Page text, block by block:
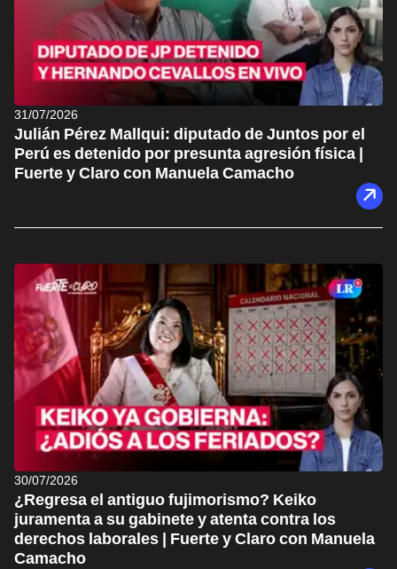
31/07/2026
Julián Pérez Mallqui: diputado de Juntos por el
Perú es detenido por presunta agresión física |
Fuerte y Claro con Manuela Camacho
30/07/2026
¿Regresa el antiguo fujimorismo? Keiko
juramenta a su gabinete y atenta contra los
derechos laborales | Fuerte y Claro con Manuela
Camacho